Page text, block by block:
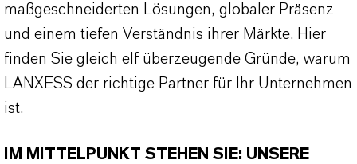
maßgeschneiderten Lösungen, globaler Präsenz
und einem tiefen Verständnis ihrer Märkte. Hier
finden Sie gleich elf überzeugende Gründe, warum
LANXESS der richtige Partner für Ihr Unternehmen
ist.
IM MITTELPUNKT STEHEN SIE: UNSERE